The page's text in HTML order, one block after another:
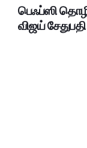
பெஃப்ஸி
விஜய்